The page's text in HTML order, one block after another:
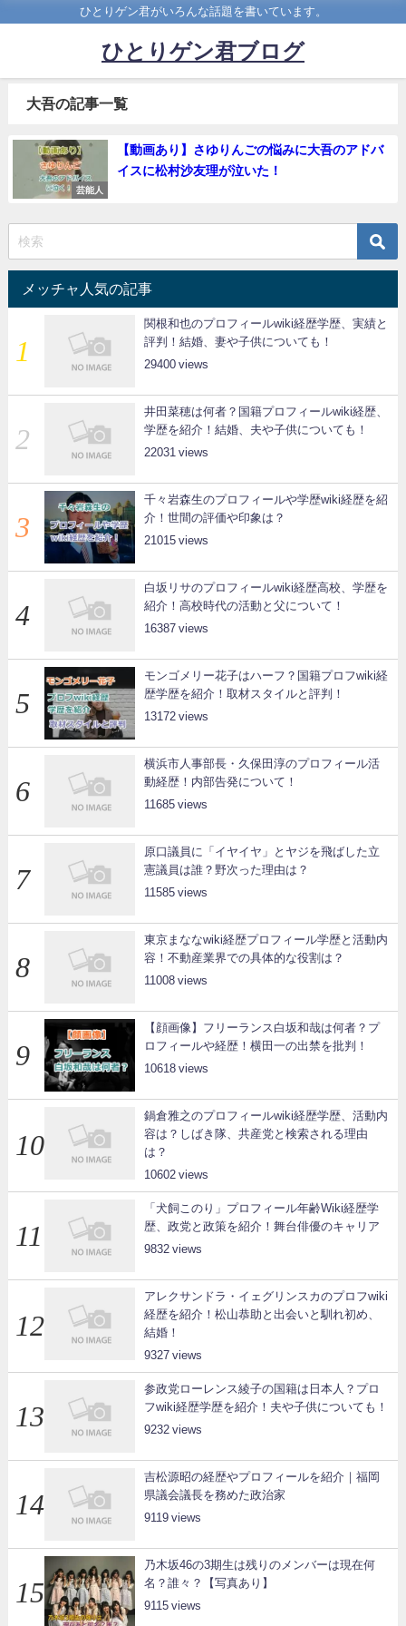
ひとりゲン君がいろんな話題を書いています。
ひとりゲン君ブログ
大吾の記事一覧
芸能人
【動画あり】さゆりんごの悩みに大吾のアドバ
イスに松村沙友理が泣いた！
メッチャ人気の記事
関根和也のプロフィールwiki経歴学歴、実績と
評判！結婚、妻や子供についても！
29400
井田菜穂は何者？国籍プロフィールwiki経歴、
学歴を紹介！結婚、夫や子供についても！
22031
千々岩森生のプロフィールや学歴wiki経歴を紹
介！世間の評価や印象は？
21015
白坂リサのプロフィールwiki経歴高校、学歴を
紹介！高校時代の活動と父について！
16387
モンゴメリー花子はハーフ？国籍プロフwiki経
歴学歴を紹介！取材スタイルと評判！
13172
横浜市人事部長・久保田淳のプロフィール活
動経歴！内部告発について！
11685
原口議員に「イヤイヤ」とヤジを飛ばした立
憲議員は誰？野次った理由は？
11585
東京まななwiki経歴プロフィール学歴と活動内
容！不動産業界での具体的な役割は？
11008
【顔画像】フリーランス白坂和哉は何者？プ
ロフィールや経歴！横田一の出禁を批判！
10618
鍋倉雅之のプロフィールwiki経歴学歴、活動内
容は？しばき隊、共産党と検索される理由
は？
10602
「犬飼このり」プロフィール年齢Wiki経歴学
歴、政党と政策を紹介！舞台俳優のキャリア
9832
アレクサンドラ・イェグリンスカのプロフwiki
経歴を紹介！松山恭助と出会いと馴れ初め、
結婚！
9327
参政党ローレンス綾子の国籍は日本人？プロ
フwiki経歴学歴を紹介！夫や子供についても！
9232
吉松源昭の経歴やプロフィールを紹介｜福岡
県議会議長を務めた政治家
9119
乃木坂46の3期生は残りのメンバーは現在何
名？誰々？【写真あり】
9115